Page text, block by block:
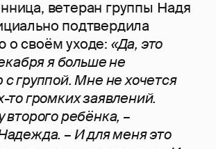
ветеран группы Надя
подтвердила
своём уходе: «Да, это
я больше не
с группой. Мне не хочется
то громких заявлений.
второго ребёнка, –
– И для меня это